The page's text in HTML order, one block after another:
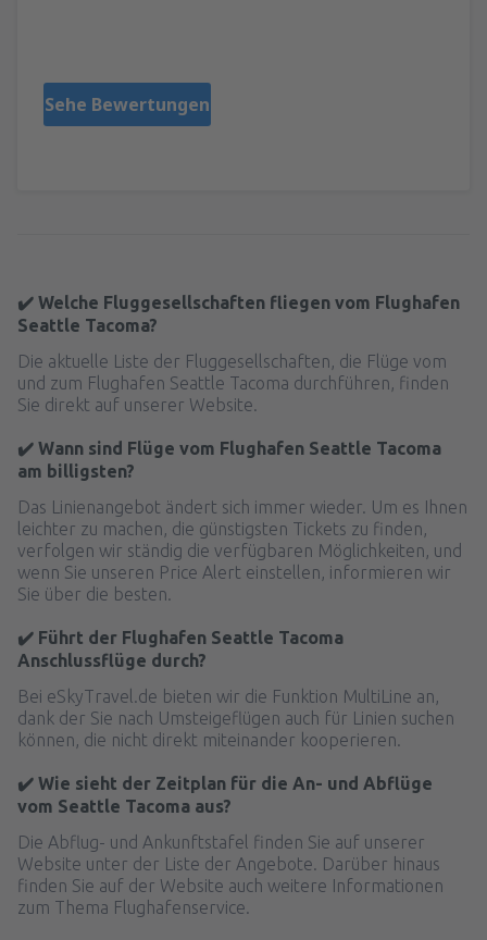
Sehe Bewertungen
✔️ Welche Fluggesellschaften fliegen vom Flughafen
Seattle Tacoma?
Die aktuelle Liste der Fluggesellschaften, die Flüge vom
und zum Flughafen Seattle Tacoma durchführen, finden
Sie direkt auf unserer Website.
✔️ Wann sind Flüge vom Flughafen Seattle Tacoma
am billigsten?
Das Linienangebot ändert sich immer wieder. Um es Ihnen
leichter zu machen, die günstigsten Tickets zu finden,
verfolgen wir ständig die verfügbaren Möglichkeiten, und
wenn Sie unseren Price Alert einstellen, informieren wir
Sie über die besten.
✔️ Führt der Flughafen Seattle Tacoma
Anschlussflüge durch?
Bei eSkyTravel.de bieten wir die Funktion MultiLine an,
dank der Sie nach Umsteigeflügen auch für Linien suchen
können, die nicht direkt miteinander kooperieren.
✔️ Wie sieht der Zeitplan für die An- und Abflüge
vom Seattle Tacoma aus?
Die Abflug- und Ankunftstafel finden Sie auf unserer
Website unter der Liste der Angebote. Darüber hinaus
finden Sie auf der Website auch weitere Informationen
zum Thema Flughafenservice.